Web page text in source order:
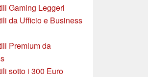
Gaming Leggeri
da Ufficio e Business
Premium da
sotto i 300 Euro